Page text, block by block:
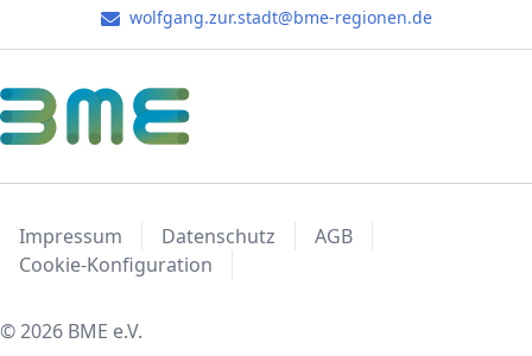
wolfgang.zur.stadt@bme-regionen.de
Impressum Datenschutz
AGB
Cookie-Konfiguration
© 2026 BME e.V.